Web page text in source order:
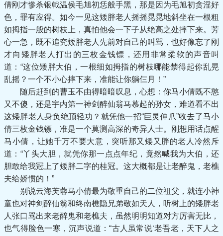
倩刚才惨杀银戟温侯毛旭初恁般手黑，那是因为毛旭初贪淫好
色，罪有应得。如今一见这矮胖老人摇摇晃晃地斜坐在一根粗
如拇指一般的树枝上，真怕他会一下子从绝高之处摔下来。芳
心一急，既不追究矮胖老人先前对自己的叫骂，也好像忘了刚
才向矮胖老人打出的三枚金钱镖，还用非常柔软的声音叫
道：“这位矮胖大伯，一根细如拇指的树枝哪能禁得起你乱晃
乱摇？一个不小心摔下来，准能让你躺仨月！”
随后赶到的曹玉不由得暗暗叹息，心想：你马小倩既不憨
又不傻，还是宇内第一神剑醉仙翁马慕起的孙女，难道看不出
这矮胖老人身负绝顶轻功？就凭他一招“巨灵伸爪”收去了马小
倩三枚金钱镖，准是一个莫测高深的奇异人士。刚想用话点醒
马小倩，让她千万不要大意，突听那又矮又胖的老人冷然斥
道：“丫头大胆，就凭你那一点点年纪，竟然喊我为大伯，还
胆敢给我冠上了矮胖二字的桂冠。这大概都是让老醉鬼，老樵
夫给娇惯的！”
别说云海芙蓉马小倩最为敬重自己的二位祖父，就连小神
童也对神剑醉仙翁和终南樵隐兄弟敬如天人，听树上的矮胖老
人张口骂出来老醉鬼和老樵夫，虽然明明知道对方厉害无比，
也气得脸色一寒，沉声说道：“古人虽常说‘老吾老，天下人之